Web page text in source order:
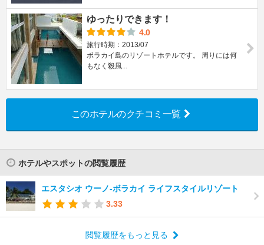
ゆったりできます！
4.0
旅行時期：2013/07
ボラカイ島のリゾートホテルです。 周りには何
もなく殺風...
このホテルのクチコミ一覧
ホテルやスポットの閲覧履歴
エスタシオ ウーノ-ボラカイ ライフスタイルリゾート
3.33
閲覧履歴をもっと見る